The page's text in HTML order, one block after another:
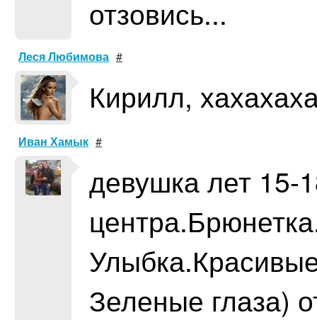
отзовись...
Леся Любимова #
Кирилл,
Иван Хамык #
девушка лет 15-
Зеленые глаза)